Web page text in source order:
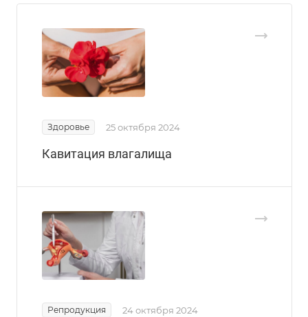
Здоровье 25 октября 2024
Кавитация влагалища
Репродукция 24 октября 2024